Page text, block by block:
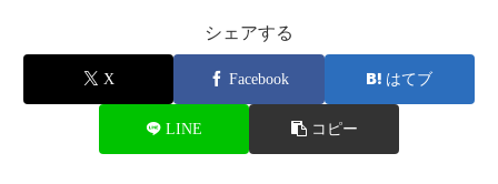
シェアする
X Facebook はてブ
LINE コピー